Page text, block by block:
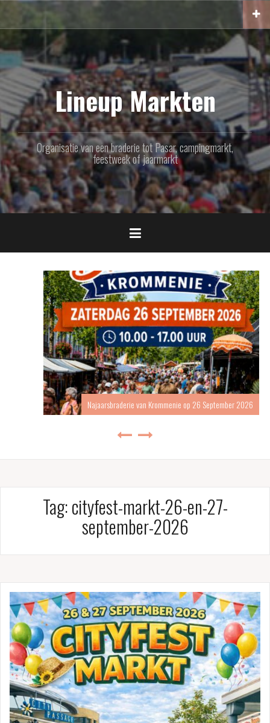
inhoud
springen
Lineup Markten
Organisatie van een braderie tot Pasar, campingmarkt,
feestweek of jaarmarkt
Najaarsbraderie van Krommenie op 26 September 2026
Tag:cityfest-markt-26-en-27-
september-2026